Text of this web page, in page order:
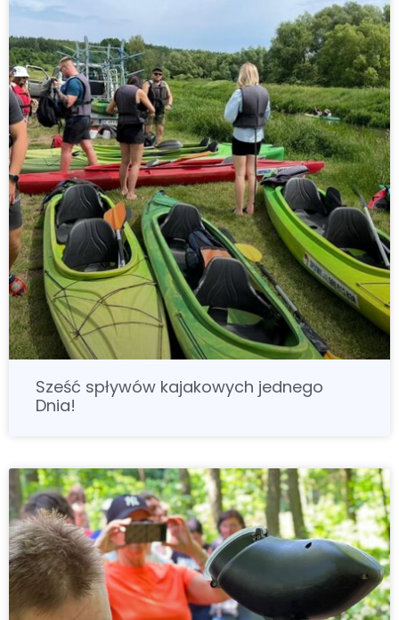
Sześć spływów kajakowych jednego
Dnia!